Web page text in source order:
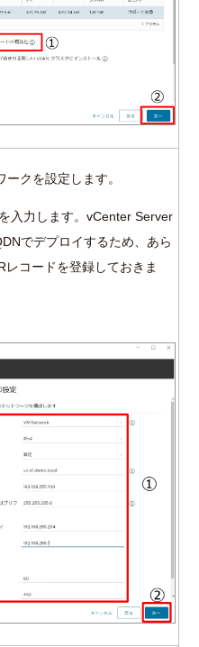
クを設定します。
入力します。 vCenter Server
でデプロイするため、あら
レコードを登録しておきま